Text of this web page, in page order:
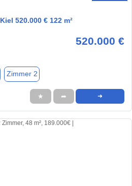
520.000 € 122 m²
520.000 €
Zimmer 2
★ ➦ ➜